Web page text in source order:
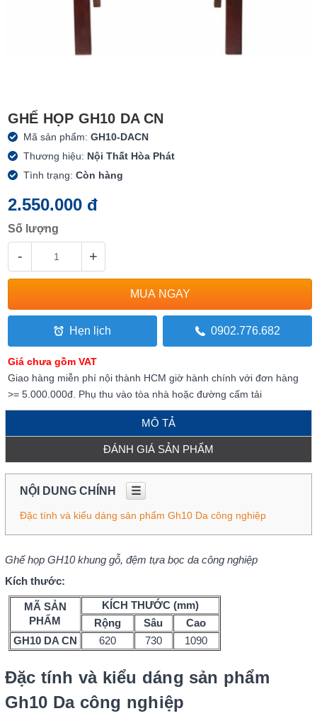
GHẾ HỌP GH10 DA CN
Mã sản phẩm:GH10-DACN
Thương hiệu: Nội Thất Hòa Phát
Tình trạng:Còn hàng
2.550.000 đ
Số lượng
- +
Hẹn lịch 0902.776.682
Giá chưa gồm VAT
Giao hàng miễn phí nội thành HCM giờ hành chính với đơn hàng
>= 5.000.000đ. Phụ thu vào tòa nhà hoặc đường cấm tải
MÔ TẢ
ĐÁNH GIÁ SẢN PHẨM
NỘI DUNG CHÍNH ☰
Đặc tính và kiểu dáng sản phẩm Gh10 Da công nghiệp
Ghế họp GH10 khung gỗ, đệm tựa bọc da công nghiệp
Kích thước:
MÃ SẢN
PHẨM
KÍCH THƯỚC (mm)
Rộng
Sâu
Cao
GH10 DA CN
620 730 1090
Đặc tính và kiểu dáng sản phẩm
Gh10 Da công nghiệp